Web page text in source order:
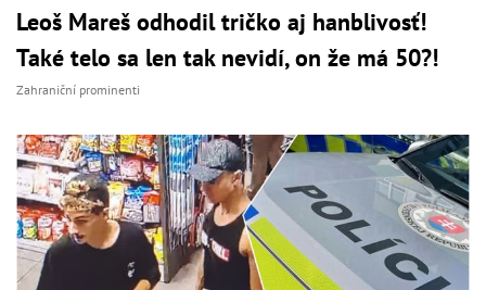
Leoš Mareš odhodil tričko aj hanblivosť!
Také telo sa len tak nevidí, on že má 50?!
Zahraniční prominenti